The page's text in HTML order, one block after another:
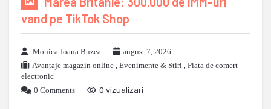
vand pe TikTok Shop
Monica-Ioana Buzea
august 7, 2026
Avantaje magazin online , Evenimente & Stiri , Piata de comert
electronic
0 Comments
0 vizualizari